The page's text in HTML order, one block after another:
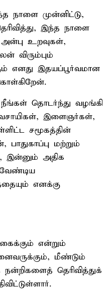
நாளை முன்னிட்டு,
இந்த நாளை
அன்பு உறவுகள்,
விரும்பும்
எனது இதயப்பூர்வமான
தொடர்ந்து வழங்கி
இளைஞர்கள்,
சமூகத்தின்
மற்றும்
இன்னும் அதிக
எனக்கு
என்றும்
மீண்டும்
தெரிவித்துக்